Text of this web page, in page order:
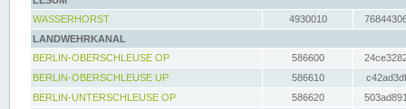
WASSERHORST
4930010
LANDWEHRKANAL
BERLIN-OBERSCHLEUSE OP
586600
BERLIN-OBERSCHLEUSE UP
586610
BERLIN-UNTERSCHLEUSE OP
586620